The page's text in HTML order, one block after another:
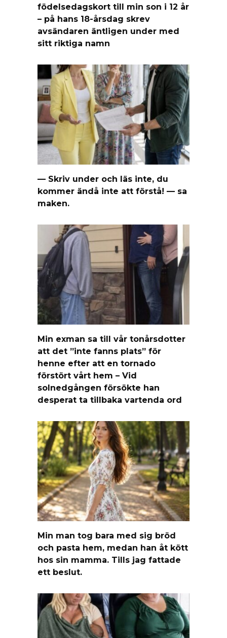
födelsedagskort till min son i 12 år
– på hans 18-årsdag skrev
avsändaren äntligen under med
sitt riktiga namn
— Skriv under och läs inte, du
kommer ändå inte att förstå! — sa
maken.
Min exman sa till vår tonårsdotter
att det ”inte fanns plats” för
henne efter att en tornado
förstört vårt hem – Vid
solnedgången försökte han
desperat ta tillbaka vartenda ord
Min man tog bara med sig bröd
och pasta hem, medan han åt kött
hos sin mamma. Tills jag fattade
ett beslut.